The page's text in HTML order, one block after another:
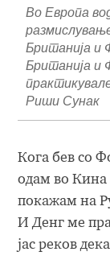
Во Европа
Британија и
Британија и
Риши Сунак
Кога бев со
одам во Кина
покажам на
И Денг ме
јас реков